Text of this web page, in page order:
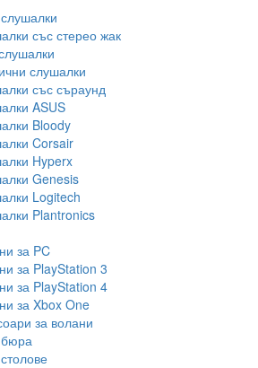
със стерео жак
слушалки
със съраунд
ASUS
Bloody
Corsair
Hyperx
Genesis
Logitech
Plantronics
за PC
за PlayStation 3
за PlayStation 4
за Xbox One
за волани